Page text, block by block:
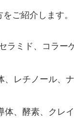
ご紹介します。
ラミド、コラー
、レチノール、
、酵素、クレ